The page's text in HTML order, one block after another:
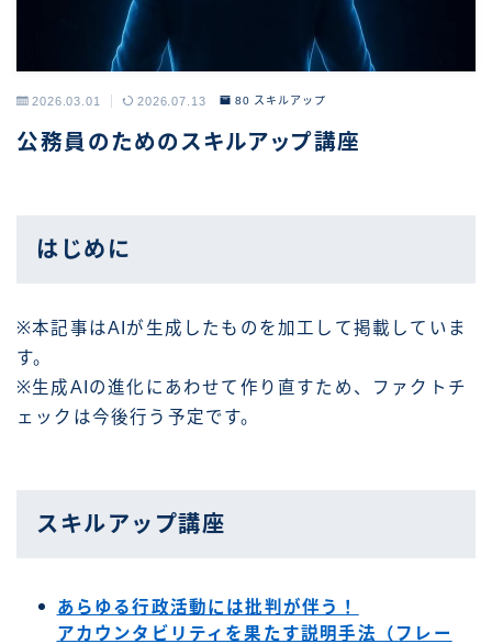
2026.03.01 2026.07.13 80 スキルアップ
公務員のためのスキルアップ講座
はじめに
※本記事はAIが生成したものを加工して掲載していま
す。
※生成AIの進化にあわせて作り直すため、ファクトチ
ェックは今後行う予定です。
スキルアップ講座
あらゆる行政活動には批判が伴う！
アカウンタビリティを果たす説明手法（フレー